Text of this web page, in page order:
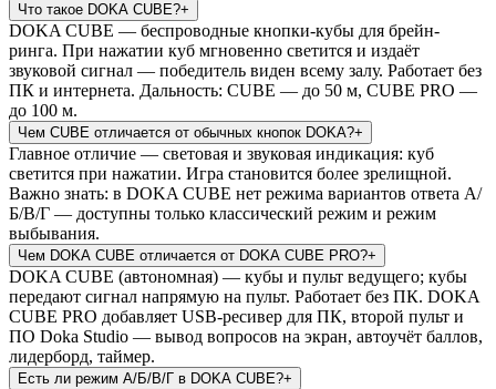
Что такое DOKA CUBE?+
DOKA CUBE — беспроводные кнопки-кубы для брейн-
ринга. При нажатии куб мгновенно светится и издаёт
звуковой сигнал — победитель виден всему залу. Работает без
ПК и интернета. Дальность: CUBE — до 50 м, CUBE PRO —
до 100 м.
Чем CUBE отличается от обычных кнопок DOKA?+
Главное отличие — световая и звуковая индикация: куб
светится при нажатии. Игра становится более зрелищной.
Важно знать: в DOKA CUBE нет режима вариантов ответа А/
Б/В/Г — доступны только классический режим и режим
выбывания.
Чем DOKA CUBE отличается от DOKA CUBE PRO?+
DOKA CUBE (автономная) — кубы и пульт ведущего; кубы
передают сигнал напрямую на пульт. Работает без ПК. DOKA
CUBE PRO добавляет USB-ресивер для ПК, второй пульт и
ПО Doka Studio — вывод вопросов на экран, автоучёт баллов,
лидерборд, таймер.
Есть ли режим А/Б/В/Г в DOKA CUBE?+